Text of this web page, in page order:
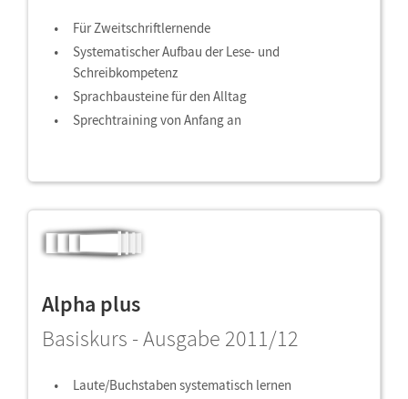
Für Zweitschriftlernende
Systematischer Aufbau der Lese- und
Schreibkompetenz
Sprachbausteine für den Alltag
Sprechtraining von Anfang an
Alpha plus
Basiskurs - Ausgabe 2011/12
Laute/Buchstaben systematisch lernen